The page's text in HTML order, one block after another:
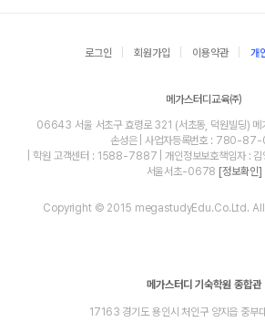
로그인 회원가입 이용약관 개
메가스터디교육㈜
06643 서울 서초구 효령로 321 (서초동, 덕원빌딩) 메
손성은 | 사업자등록번호 : 780-
| 학원 고객센터 : 1588-7887 | 개인정보보호책임자 :
서울서초-0678 [정보확인]
Copyright © 2015 megastudyEdu.Co.Ltd.
메가스터디 기숙학원 종합관
17163 경기도 용인시 처인구 양지읍 중